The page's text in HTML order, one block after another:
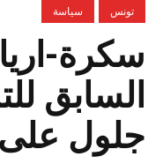
تونس سياسة
سكرة-
السابق
جلول